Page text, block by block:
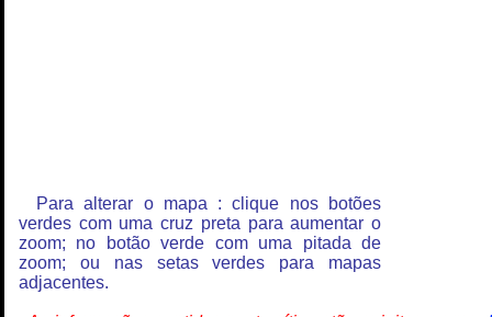
Para alterar o mapa : clique nos botões
verdes com uma cruz preta para aumentar o
zoom; no botão verde com uma pitada de
zoom; ou nas setas verdes para mapas
adjacentes.